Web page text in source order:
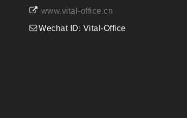
www.vital-office.cn
Wechat ID: Vital-Office